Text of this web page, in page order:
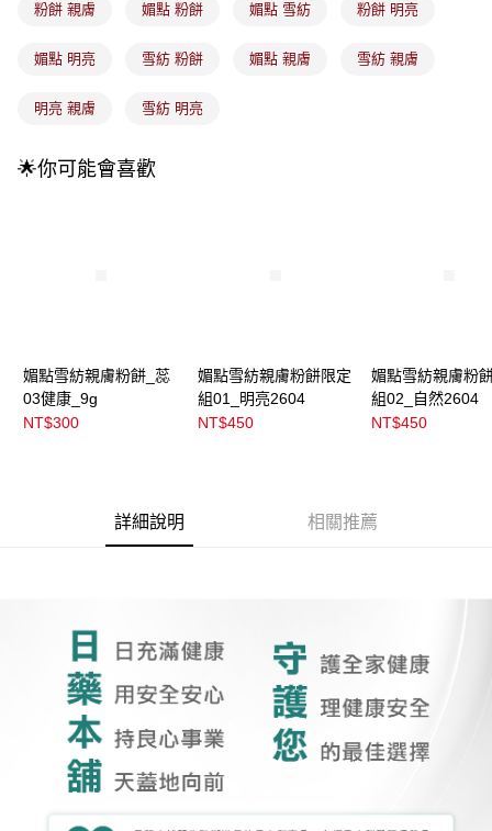
3.實際核准額度、可分期數及費用金額請依後續交易確認頁面所載為準。
消。如遇「轉專審核」未通過狀況，表示未達大哥付你分期系統評分，恕無
1.分期款項不併入電信帳單，「大哥付你分期」於每月結算日後寄送繳費提
帳／街口支付／iPASS MONEY」等通路繳費。
全家取貨付款
每筆NT$100，滿NT$899(含以上)免運費
7-11取貨付款
付款後門市自取
每筆NT$100，滿NT$399(含以上)免運費
粉餅 親膚 媚點 粉餅 媚點 雪紡 粉餅 明亮
媚點 明亮 雪紡 粉餅 媚點 親膚 雪紡 親膚
明亮 親膚 雪紡 明亮
🌟你可能會喜歡
媚點雪紡親膚粉餅_蕊
03健康_9g
NT$300
媚點雪紡親膚粉餅限定
組01_明亮2604
NT$450
媚點雪紡親膚粉
組02_自然2604
NT$450
詳細說明 相關推薦